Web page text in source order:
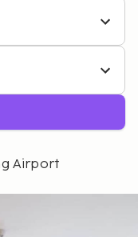
Airport